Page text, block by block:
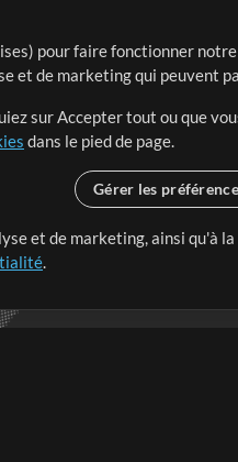
pour faire fonctionner
et de marketing qui peuvent
sur Accepter tout ou que
dans le pied de page.
Gérer les
et de marketing, ainsi qu'à
.